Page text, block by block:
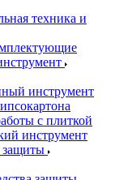
техника и
инструмент
с плиткой
инструмент
защиты